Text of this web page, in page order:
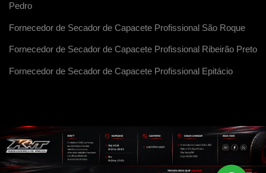
Pedro
Fornecedor de Secador de Capacete Profissional São Roque
Fornecedor de Secador de Capacete Profissional Ribeirão Preto
Fornecedor de Secador de Capacete Profissional Epitácio